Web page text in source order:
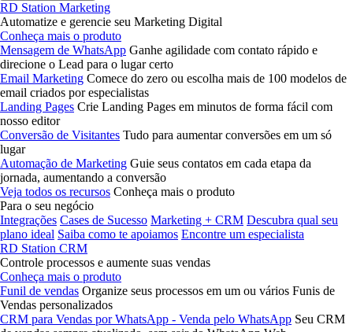
RD Station Marketing
Automatize e gerencie seu Marketing Digital
Conheça mais o produto
Mensagem de WhatsApp Ganhe agilidade com contato rápido e
direcione o Lead para o lugar certo
Email Marketing Comece do zero ou escolha mais de 100 modelos de
email criados por especialistas
Landing Pages Crie Landing Pages em minutos de forma fácil com
nosso editor
Conversão de Visitantes Tudo para aumentar conversões em um só
lugar
Automação de Marketing Guie seus contatos em cada etapa da
jornada, aumentando a conversão
Veja todos os recursos Conheça mais o produto
Para o seu negócio
Integrações Cases de Sucesso Marketing + CRM Descubra qual seu
plano ideal Saiba como te apoiamos Encontre um especialista
RD Station CRM
Controle processos e aumente suas vendas
Conheça mais o produto
Funil de vendas Organize seus processos em um ou vários Funis de
Vendas personalizados
CRM para Vendas por WhatsApp - Venda pelo WhatsApp Seu CRM